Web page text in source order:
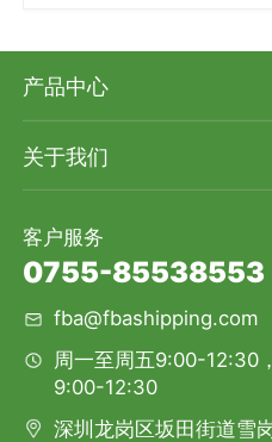
产品中心
关于我们
客户服务
0755-85538553
fba@fbashipping.com
周一至周五9:00-12:30
9:00-12:30
深圳龙岗区坂田街道雪